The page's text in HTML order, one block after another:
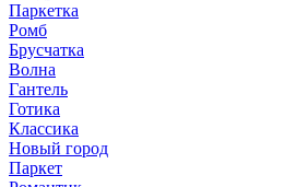
Паркетка
Ромб
Брусчатка
Волна
Гантель
Готика
Классика
Новый город
Паркет